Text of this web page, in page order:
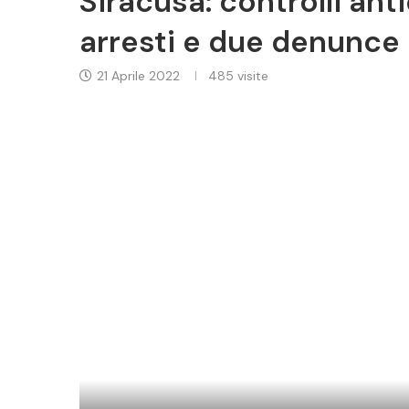
arresti e due denunce
21 Aprile 2022 485 visite